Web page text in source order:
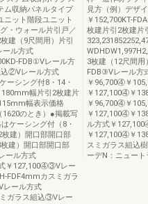
ム収納パネルタイプ
ット階段ユニット
・ウォール片引戸／
建（9尺間用）片引
ール方式
FDB①Vレール方
込②Vレール方式
ーシング付8・14・
幅片引2枚建片
幅表示価格
のとき）●掲載写
ケーシング付（8・
建）開口部開口部
建）開口部開口部
ール方式
￥127,100④③Vレー
FDF4mmカスミガラ
レール方式
ガラス組込③Vレー
見方（例）デザ
￥152,700KT-
枚建片引2枚建片
3枚建（12尺間
FDB③Vレール方
￥96,700④￥
￥127,100④￥
￥96,700④￥
￥127,100④￥
ル方式￥
￥127,100④￥
スミガラス組込
ーデN：ニュー